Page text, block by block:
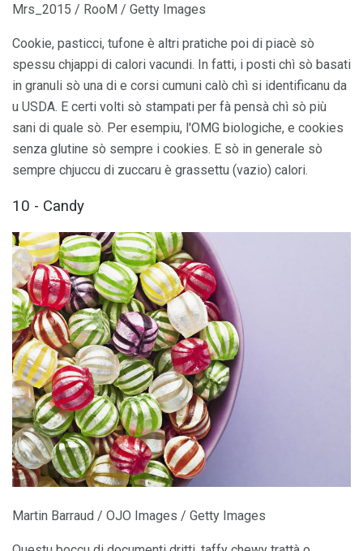
Mrs_2015 / RooM / Getty Images
Cookie, pasticci, tufone è altri pratiche poi di piacè sò
spessu chjappi di calori vacundi. In fatti, i posti chì sò basati
in granuli sò una di e corsi cumuni calò chì si identificanu da
u USDA. E certi volti sò stampati per fà pensà chì sò più
sani di quale sò. Per esempiu, l'OMG biologiche, e cookies
senza glutine sò sempre i cookies. E sò in generale sò
sempre chjuccu di zuccaru è grassettu (vazio) calori.
10 - Candy
Martin Barraud / OJO Images / Getty Images